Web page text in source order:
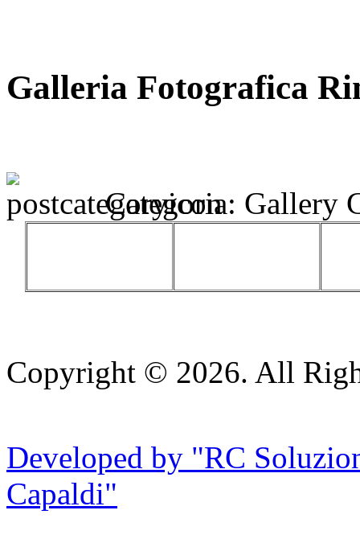
Galleria Fotografica
Categoria: Gallery
Copyright © 2026. All
Developed by "RC
Capaldi"